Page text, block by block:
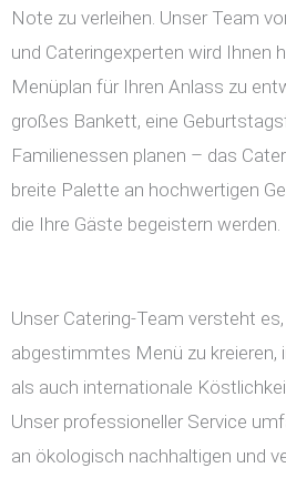
Note zu verleihen. Unser Team
und Cateringexperten wird Ihnen
Menüplan für Ihren Anlass zu
großes Bankett, eine
Familienessen planen – das
breite Palette an hochwertigen
die Ihre Gäste begeistern werden.
Unser Catering-Team versteht
abgestimmtes Menü zu
als auch internationale
Unser professioneller Service
an ökologisch nachhaltigen und